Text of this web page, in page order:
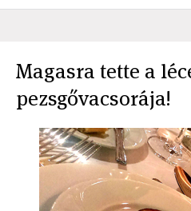
Magasra tette a
pezsgővacsorája!